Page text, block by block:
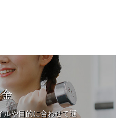
ルや目的に合わせて選